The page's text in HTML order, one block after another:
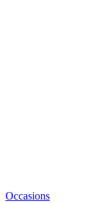
Occasions